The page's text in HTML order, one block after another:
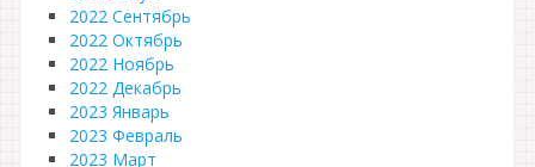
2022 Сентябрь
2022 Октябрь
2022 Ноябрь
2022 Декабрь
2023 Январь
2023 Февраль
2023 Март